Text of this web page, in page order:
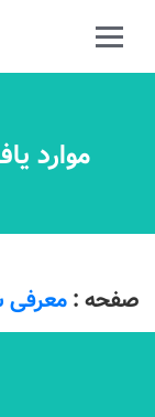
موارد
صفحه :معرفی